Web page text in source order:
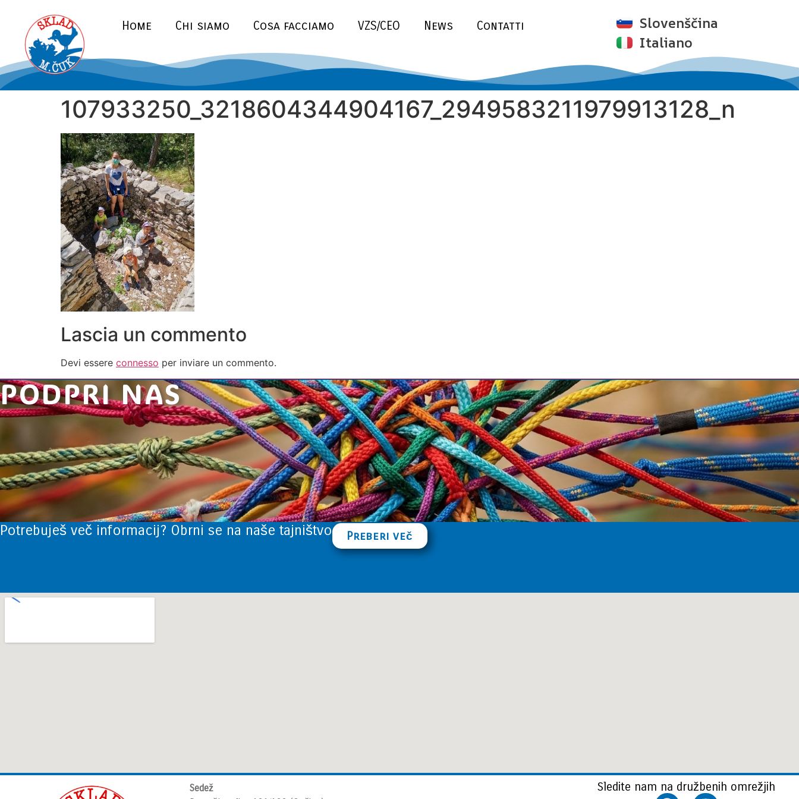
Home Chi siamo Cosa facciamo VZS/CEO News Contatti
Slovenščina
Italiano
107933250_3218604344904167_2949583211979913128_n
Lascia un commento
Devi essere connesso per inviare un commento.
PODPRI NAS
Potrebuješ več informacij? Obrni se na naše tajništvo Preberi več
Sedež
Sledite nam na družbenih omrežjih